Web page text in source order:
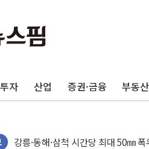
자 산업 증권·금융 부동산
이번주 국내 주요 금융일정
美, 이란전 출구전략 만지작…공습
폐기물 수거하다 참변…60대 환경